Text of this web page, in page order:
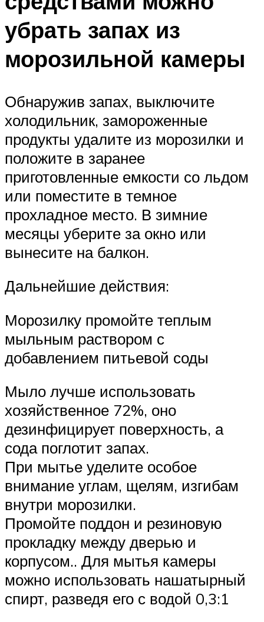
убрать запах из
морозильной камеры
Обнаружив запах, выключите
холодильник, замороженные
продукты удалите из морозилки и
положите в заранее
приготовленные емкости со льдом
или поместите в темное
прохладное место. В зимние
месяцы уберите за окно или
вынесите на балкон.
Дальнейшие действия:
Морозилку промойте теплым
мыльным раствором с
добавлением питьевой соды
Мыло лучше использовать
хозяйственное 72%, оно
дезинфицирует поверхность, а
сода поглотит запах.
При мытье уделите особое
внимание углам, щелям, изгибам
внутри морозилки.
Промойте поддон и резиновую
прокладку между дверью и
корпусом.. Для мытья камеры
можно использовать нашатырный
спирт, разведя его с водой 0,3:1